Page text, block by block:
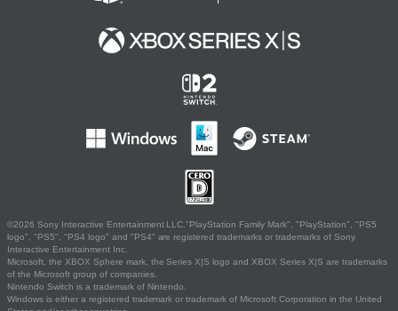
©2026 Sony Interactive Entertainment LLC."PlayStation Family Mark", "PlayStation", "PS5
logo", "PS5", "PS4 logo" and "PS4" are registered trademarks or trademarks of Sony
Interactive Entertainment Inc.
Microsoft, the XBOX Sphere mark, the Series X|S logo and XBOX Series X|S are trademarks
of the Microsoft group of companies.
Nintendo Switch is a trademark of Nintendo.
Windows is either a registered trademark or trademark of Microsoft Corporation in the United